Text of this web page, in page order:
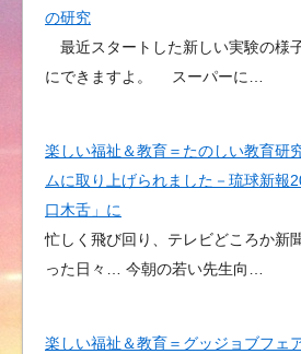
の研究
最近スタートした新しい実験の様
にできますよ。 スーパーに…
楽しい福祉＆教育＝たのしい教育研
ムに取り上げられました－琉球新報
口木舌」に
忙しく飛び回り、テレビどころか新
った日々… 今朝の若い先生向…
楽しい福祉＆教育＝グッジョブフェ